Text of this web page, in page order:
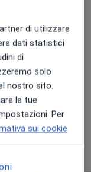
cardio-
e TC
di utilizzare
dati statistici
di
solo
nostro sito.
le tue
Per
sui cookie